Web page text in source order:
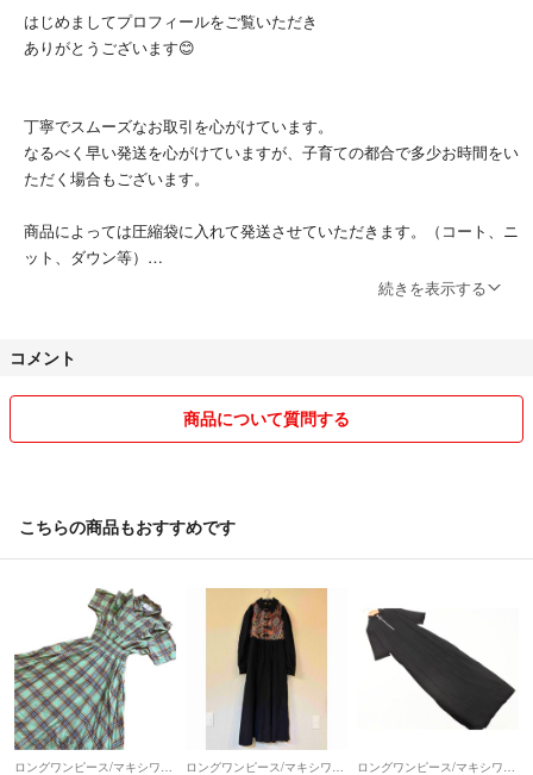
はじめましてプロフィールをご覧いただき
ありがとうございます😊
丁寧でスムーズなお取引を心がけています。
なるべく早い発送を心がけていますが、子育ての都合で多少お時間をい
ただく場合もございます。
商品によっては圧縮袋に入れて発送させていただきます。（コート、ニ
ット、ダウン等）
商品をより安く提供するために実施しておりますので、ご了承下さい。
※サイズが違った等（素人採寸の為誤差がでてきます）そこを理解した
出品者都合で返品をお願いする場合は、匿名配送はできません。返品対
応は、到着から1週間以内とさせて頂きます。
なる方や神経質な方は、ご購入をご遠慮頂ければと思います。
皆様との気持ちの良い取引をと心掛けておりますので、どうぞ宜しくお
願い致します♪
フォロー割あります！
フォローしコメントいただけますと100円引きさせていただきます！
続きを表示する
コメント
商品について質問する
こちらの商品もおすすめです